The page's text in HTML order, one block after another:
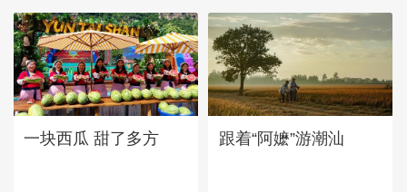
一块西瓜 甜了多方 跟着“阿嬷”游潮汕